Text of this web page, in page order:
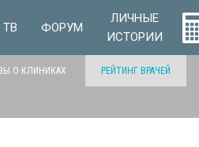
ФОРУМ
ЛИЧНЫЕ
ИСТОРИИ
О КЛИНИКАХ РЕЙТИНГ ВРАЧЕЙ